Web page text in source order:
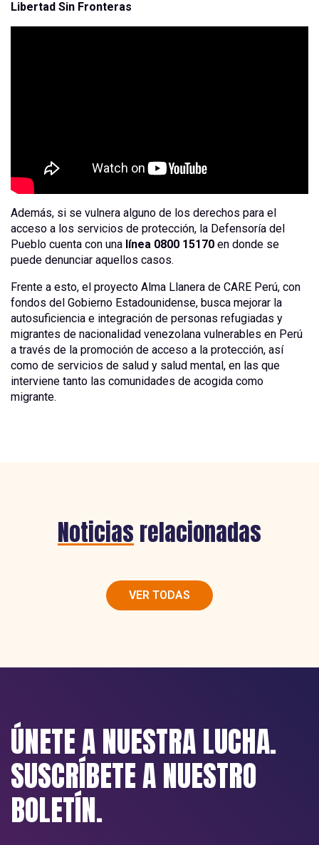
Libertad Sin Fronteras
Además, si se vulnera alguno de los derechos para el
acceso a los servicios de protección, la Defensoría del
Pueblo cuenta con una línea 0800 15170 en donde se
puede denunciar aquellos casos.
Frente a esto, el proyecto Alma Llanera de CARE Perú, con
fondos del Gobierno Estadounidense, busca mejorar la
autosuficiencia e integración de personas refugiadas y
migrantes de nacionalidad venezolana vulnerables en Perú
a través de la promoción de acceso a la protección, así
como de servicios de salud y salud mental, en las que
interviene tanto las comunidades de acogida como
migrante.
Noticias relacionadas
VER TODAS
ÚNETE A NUESTRA LUCHA.
SUSCRÍBETE A NUESTRO
BOLETÍN.